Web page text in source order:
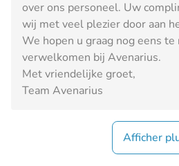
over ons personeel. Uw
wij met veel plezier door aan
We hopen u graag nog eens te
verwelkomen bij Avenarius.
Met vriendelijke groet,
Team Avenarius
Afficher